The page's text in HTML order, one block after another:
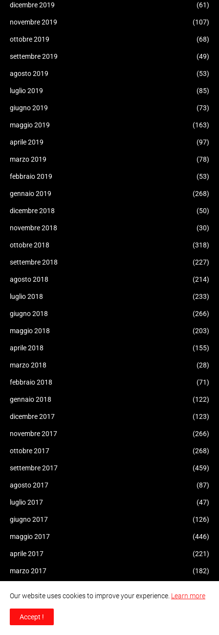
dicembre 2019 (61)
novembre 2019 (107)
ottobre 2019 (68)
settembre 2019 (49)
agosto 2019 (53)
luglio 2019 (85)
giugno 2019 (73)
maggio 2019 (163)
aprile 2019 (97)
marzo 2019 (78)
febbraio 2019 (53)
gennaio 2019 (268)
dicembre 2018 (50)
novembre 2018 (30)
ottobre 2018 (318)
settembre 2018 (227)
agosto 2018 (214)
luglio 2018 (233)
giugno 2018 (266)
maggio 2018 (203)
aprile 2018 (155)
marzo 2018 (28)
febbraio 2018 (71)
gennaio 2018 (122)
dicembre 2017 (123)
novembre 2017 (266)
ottobre 2017 (268)
settembre 2017 (459)
agosto 2017 (87)
luglio 2017 (47)
giugno 2017 (126)
maggio 2017 (446)
aprile 2017 (221)
marzo 2017 (182)
dicembre 2016
Our website uses cookies to improve your experience. Learn more
Accept !